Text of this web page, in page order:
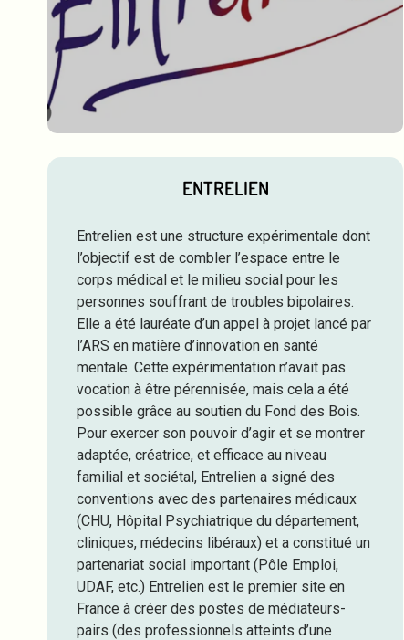
ENTRELIEN
Entrelien est une structure expérimentale dont
l’objectif est de combler l’espace entre le
corps médical et le milieu social pour les
personnes souffrant de troubles bipolaires.
Elle a été lauréate d’un appel à projet lancé par
l’ARS en matière d’innovation en santé
mentale. Cette expérimentation n’avait pas
vocation à être pérennisée, mais cela a été
possible grâce au soutien du Fond des Bois.
Pour exercer son pouvoir d’agir et se montrer
adaptée, créatrice, et efficace au niveau
familial et sociétal, Entrelien a signé des
conventions avec des partenaires médicaux
(CHU, Hôpital Psychiatrique du département,
cliniques, médecins libéraux) et a constitué un
partenariat social important (Pôle Emploi,
UDAF, etc.) Entrelien est le premier site en
France à créer des postes de médiateurs-
pairs (des professionnels atteints d’une